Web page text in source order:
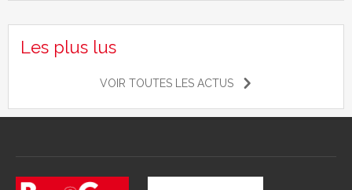
Les plus lus
VOIR TOUTES LES ACTUS